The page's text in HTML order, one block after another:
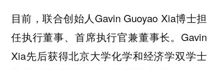
目前，联合创始人Gavin Guoyao Xia博士担
任执行董事、首席执行官兼董事长。Gavin
Xia先后获得北京大学化学和经济学双学士